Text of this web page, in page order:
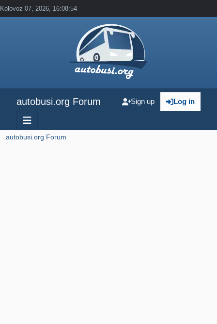
Kolovoz 07, 2026, 16:08:54
autobusi.org Forum Log in
Sign up
autobusi.org Forum